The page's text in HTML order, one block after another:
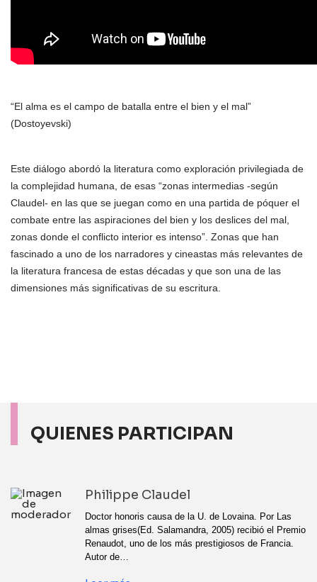
“El alma es el campo de batalla entre el bien y el mal”
(Dostoyevski)
Este diálogo abordó la literatura como exploración privilegiada de
la complejidad humana, de esas “zonas intermedias -según
Claudel- en las que se juegan como en una partida de póquer el
combate entre las aspiraciones del bien y los deslices del mal,
zonas donde el conflicto interior es intenso”. Zonas que han
fascinado a uno de los narradores y cineastas más relevantes de
la literatura francesa de estas décadas y que son una de las
dimensiones más significativas de su escritura.
QUIENES PARTICIPAN
Philippe Claudel
Doctor honoris causa de la U. de Lovaina. Por Las
almas grises(Ed. Salamandra, 2005) recibió el Premio
Renaudot, uno de los más prestigiosos de Francia.
Autor de…